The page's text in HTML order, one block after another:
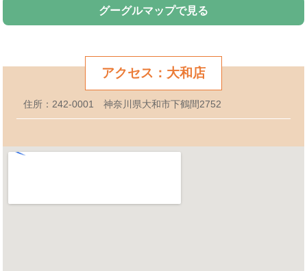
グーグルマップで見る
アクセス：大和店
住所：242-0001 神奈川県大和市下鶴間2752